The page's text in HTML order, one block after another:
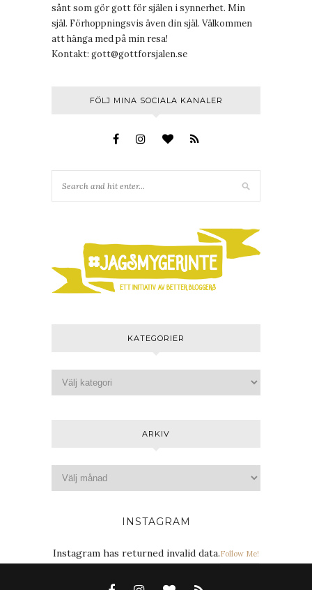
sånt som gör gott för själen i synnerhet. Min
själ. Förhoppningsvis även din själ. Välkommen
att hänga med på min resa!
Kontakt: gott@gottforsjalen.se
FÖLJ MINA SOCIALA KANALER
KATEGORIER
ARKIV
INSTAGRAM
Instagram has returned invalid data.Follow Me!